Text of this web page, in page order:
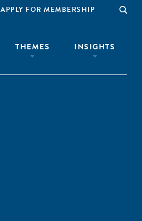
APPLY FOR MEMBERSHIP
THEMES INSIGHTS